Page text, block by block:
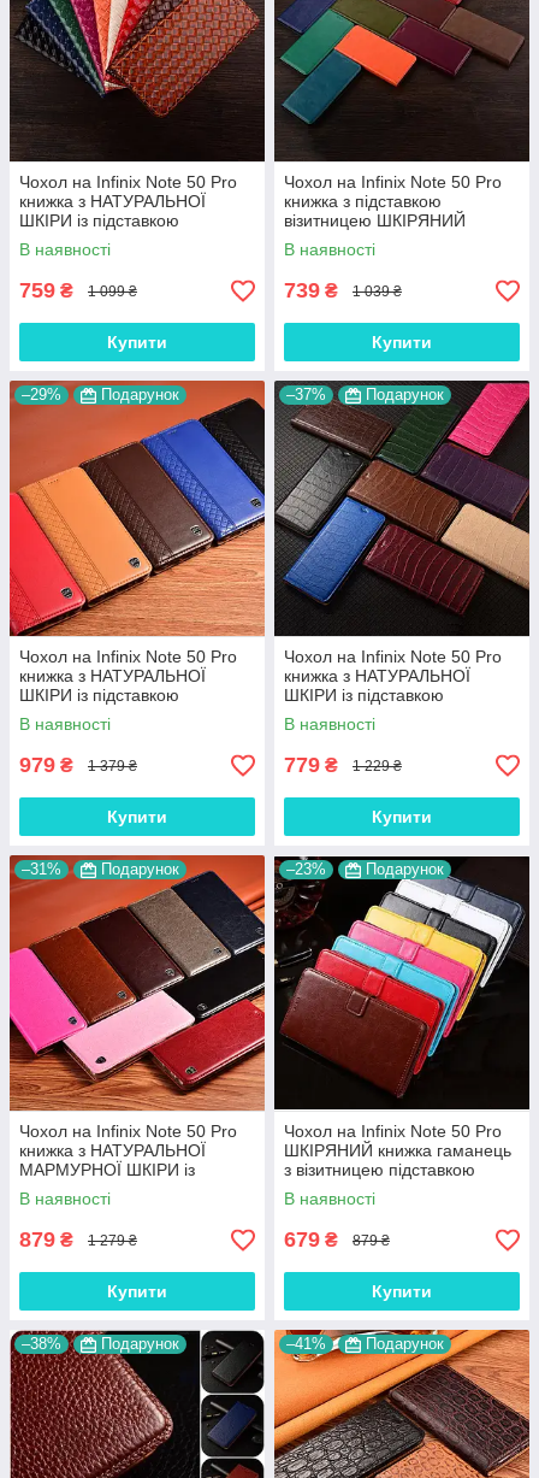
Чохол на Infinix Note 50 Pro
книжка з НАТУРАЛЬНОЇ
ШКІРИ із підставкою
візитницею протиударний
магнітний "VENETTA"
В наявності
759 ₴ 1 099 ₴
Купити
Чохол на Infinix Note 50 Pro
книжка з підставкою
візитницею ШКІРЯНИЙ
протиударний магнітний
"VERSANO"
В наявності
739 ₴ 1 039 ₴
Купити
–29% Подарунок
Чохол на Infinix Note 50 Pro
книжка з НАТУРАЛЬНОЇ
ШКІРИ із підставкою
візитницею протиударний
магнітний "BOTTEGA"
В наявності
979 ₴ 1 379 ₴
Купити
–37% Подарунок
Чохол на Infinix Note 50 Pro
книжка з НАТУРАЛЬНОЇ
ШКІРИ із підставкою
візитницею протиударний
магнітний "LUXOR"
В наявності
779 ₴ 1 229 ₴
Купити
–31% Подарунок
Чохол на Infinix Note 50 Pro
книжка з НАТУРАЛЬНОЇ
МАРМУРНОЇ ШКІРИ із
підставкою протиударний
магнітний "MARBLE"
В наявності
879 ₴ 1 279 ₴
Купити
–23% Подарунок
Чохол на Infinix Note 50 Pro
ШКІРЯНИЙ книжка гаманець
з візитницею підставкою
протиударний "BENTYAGA"
В наявності
679 ₴ 879 ₴
Купити
–38% Подарунок –41% Подарунок